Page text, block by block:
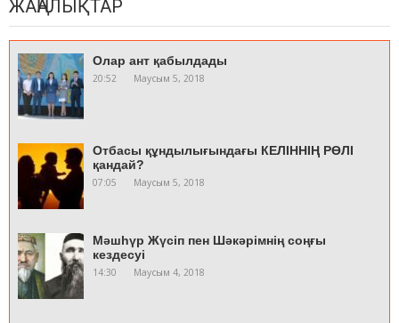
ЖАҢАЛЫҚТАР
Олар ант қабылдады
20:52 Маусым 5, 2018
Отбасы құндылығындағы КЕЛІННІҢ РӨЛІ
қандай?
07:05 Маусым 5, 2018
Мәшһүр Жүсіп пен Шәкәрімнің соңғы
кездесуі
14:30 Маусым 4, 2018